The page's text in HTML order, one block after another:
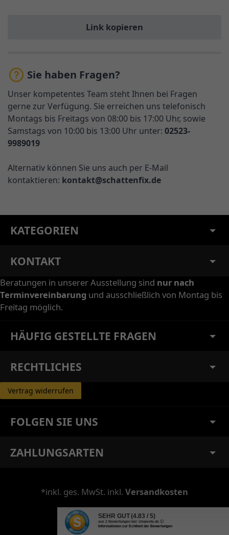
Link kopieren
Sie haben Fragen?
Unser kompetentes Team steht Ihnen bei Fragen
gerne zur Verfügung. Sie erreichen uns telefonisch
Montags bis Freitags von 08:00 bis 17:00 Uhr, sowie
Samstags von 10:00 bis 13:00 Uhr unter: 02523-
9989019
Alternativ können Sie uns auch per E-Mail
kontaktieren: kontakt@schattenfix.de
KATEGORIEN
KONTAKT
Beratungen in unserer Ausstellung sind nur nach
Terminvereinbarung und ausschließlich von Montag bis
Freitag möglich.
HÄUFIG GESTELLTE FRAGEN
RECHTLICHES
Vertrag widerrufen
FOLGEN SIE UNS
ZAHLUNGSARTEN
*inkl. ges. MwSt. inkl. Versandkosten
SEHR GUT(4.83 / 5)
aus 2 Bewertungen bei: shopvote.de ⓘ
Informationen zur Echtheit der Bewertungen